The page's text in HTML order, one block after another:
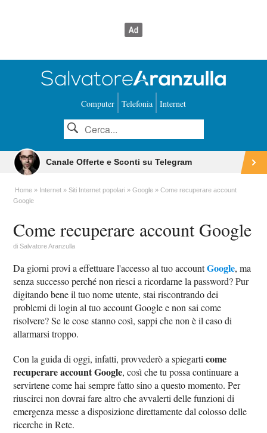
Computer Telefonia Internet
Canale Offerte e Sconti su Telegram
Home Internet Siti Internet popolari Google
Come recuperare account
Google
Come recuperare account Google
diSalvatore Aranzulla
Da giorni provi a effettuare l'accesso al tuo accountGoogle, ma
senza successo perché non riesci a ricordarne la password? Pur
digitando bene il tuo nome utente, stai riscontrando dei
problemi di login al tuo account Google e non sai come
risolvere? Se le cose stanno così, sappi che non è il caso di
allarmarsi troppo.
Con la guida di oggi, infatti, provvederò a spiegarticome
recuperare account Google, così che tu possa continuare a
servirtene come hai sempre fatto sino a questo momento. Per
riuscirci non dovrai fare altro che avvalerti delle funzioni di
emergenza messe a disposizione direttamente dal colosso delle
ricerche in Rete.